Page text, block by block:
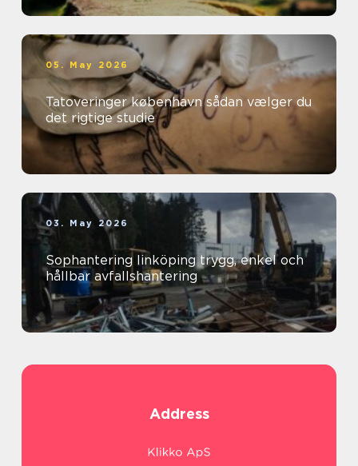
05. May 2026
Tatoveringer københavn sådan vælger du
det rigtige studie
03. May 2026
Sophantering linköping trygg, enkel och
hållbar avfallshantering
Address